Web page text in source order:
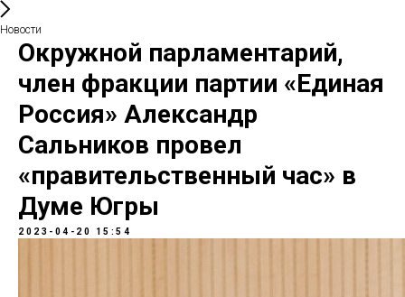
Новости
Окружной парламентарий,
член фракции партии «Единая
Россия» Александр
Сальников провел
«правительственный час» в
Думе Югры
2023-04-20 15:54